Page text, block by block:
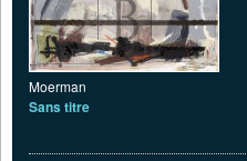
Moerman
Sans titre